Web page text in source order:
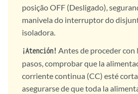
posição OFF (Desligado),
manivela do interruptor do
isoladora.
¡Atención! Antes de proceder con
pasos, comprobar que la
corriente continua (CC) esté
asegurarse de que toda la